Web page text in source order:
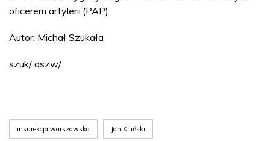
oficerem artylerii.(PAP)
Autor: Michał Szukała
szuk/ aszw/
insurekcja warszawska Jan Kiliński